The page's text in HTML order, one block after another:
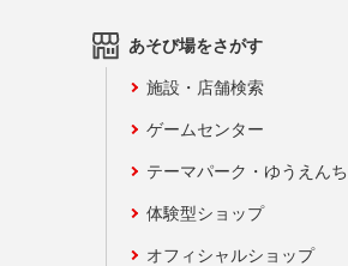
あそび場をさがす
施設・店舗検索
ゲームセンター
テーマパーク・ゆうえんち
体験型ショップ
オフィシャルショップ